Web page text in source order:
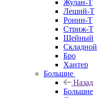
Жулан-Т
Леший-Т
Ронин-Т
Стриж-Т
Шейный
Складной
Бро
Хантер
Большие
Назад
Большие